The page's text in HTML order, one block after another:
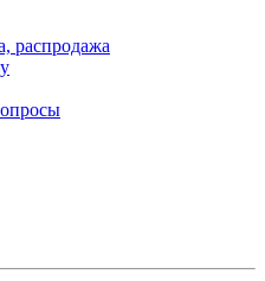
распродажа